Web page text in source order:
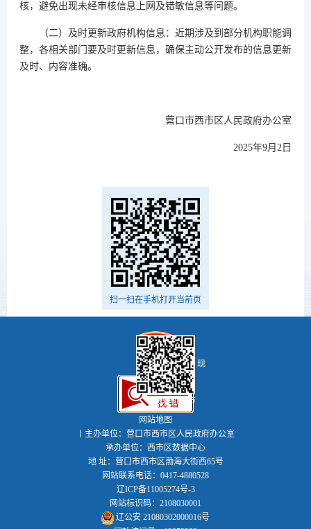
核，避免出现未经审核信息上网及错敏信息等问题。
（二）及时更新政府机构信息：近期涉及到部分机构职能调
整，各相关部门要及时更新信息，确保主动公开发布的信息更新
及时、内容准确。
营口市西市区人民政府办公室
2025年9月2日
扫一扫在手机打开当前页
现
代河海新西市
网站地图
丨主办单位：营口市西市区人民政府办公室
承办单位：西市区数据中心
地 址：营口市西市区渤海大街西65号
网站联系电话：0417-4880528
辽ICP备11005274号-3
网站标识码：2108030001
辽公安 21080302000016号